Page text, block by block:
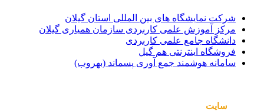
شرکت نمایشگاه های بین المللی استان گیلان
مرکز آموزش علمی کاربردی سازمان همیاری گیلان
دانشگاه جامع علمی کاربردی
فروشگاه اینترنتی هم گیل
سامانه هوشمند جمع آوری پسماند (بهروب)
سایت